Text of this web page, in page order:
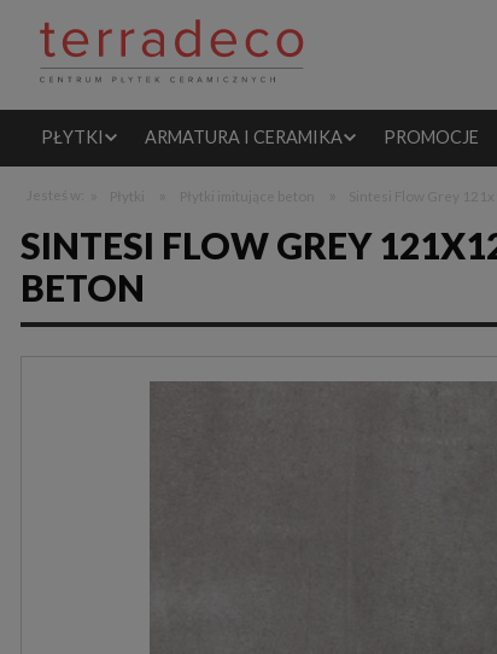
PŁYTKI ARMATURA I CERAMIKA PROMOCJE
SINTESI FLOW GREY
BETON